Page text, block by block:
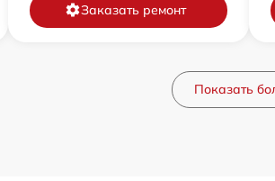
Заказать ремонт
Показать